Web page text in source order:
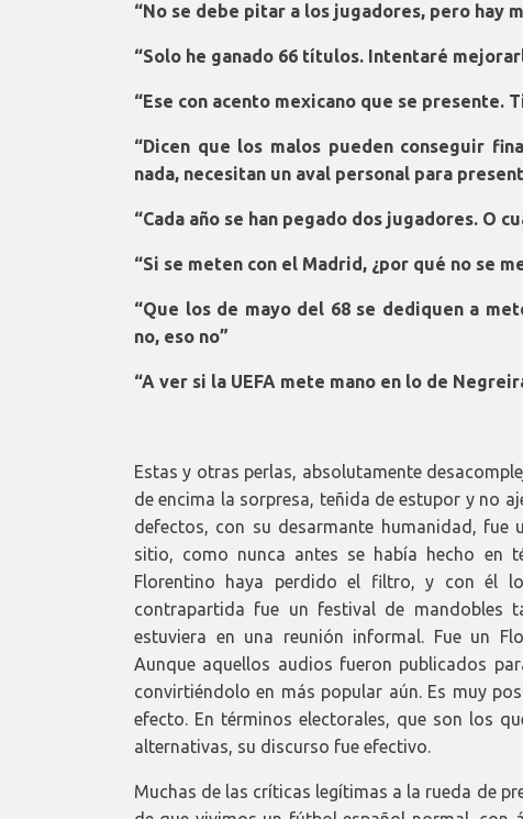
“No se debe pitar a los jugadores, pero hay
“Solo he ganado 66 títulos. Intentaré
“Ese con acento mexicano que se presente.
“Dicen que los malos pueden conseguir
nada, necesitan un aval personal para
“Cada año se han pegado dos jugadores. O
“Si se meten con el Madrid, ¿por qué no se
“Que los de mayo del 68 se dediquen a
no, eso no”
“A ver si la UEFA mete mano en lo de
Estas y otras perlas, absolutamente
de encima la sorpresa, teñida de estupor y no
defectos, con su desarmante humanidad,
sitio, como nunca antes se había hecho en
Florentino haya perdido el filtro, y con él
contrapartida fue un festival de mandobles
estuviera en una reunión informal. Fue un
Aunque aquellos audios fueron publicados
convirtiéndolo en más popular aún. Es muy
efecto. En términos electorales, que son los
alternativas, su discurso fue efectivo.
Muchas de las críticas legítimas a la rueda de